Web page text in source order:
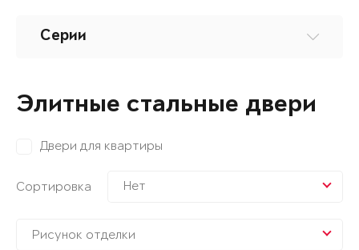
Серии
Элитные стальные двери
Двери для квартиры
Сортировка Нет
Рисунок отделки